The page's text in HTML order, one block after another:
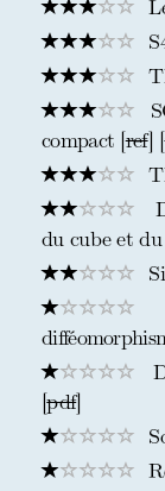
compact [ref] [
du cube et
[pdf]